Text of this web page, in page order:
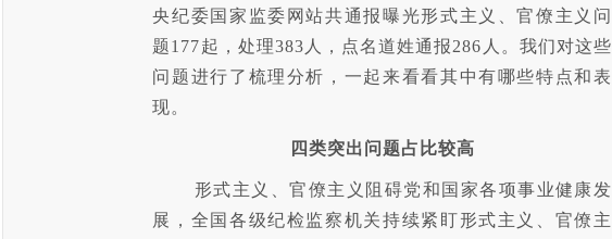
央纪委国家监委网站共通报曝光形式主义、官僚主义问
题177起，处理383人，点名道姓通报286人。我们对这些
问题进行了梳理分析，一起来看看其中有哪些特点和表
现。
四类突出问题占比较高
形式主义、官僚主义阻碍党和国家各项事业健康发
展，全国各级纪检监察机关持续紧盯形式主义、官僚主